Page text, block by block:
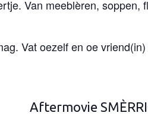
Van meeblèren, soppen,
Vat oezelf en oe
Aftermovie